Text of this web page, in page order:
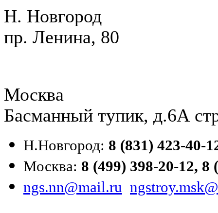
Н. Новгород
пр. Ленина, 80
Москва
Басманный тупик, д.6А
Н.Новгород: 8 (831) 423-40-
Москва: 8 (499) 398-20-12, 8
ngs.nn@mail.ru